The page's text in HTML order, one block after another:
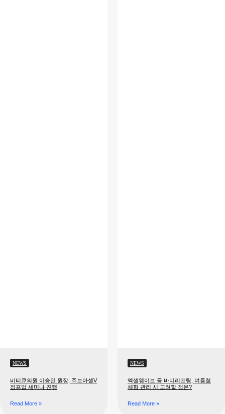
NEWS
비티큐의원 이승민 원장, 쥬브아셀V
점프업 세미나 진행
Read More »
NEWS
엑셀웨이브 등 바디리프팅, 여름철
체형 관리 시 고려할 점은?
Read More »